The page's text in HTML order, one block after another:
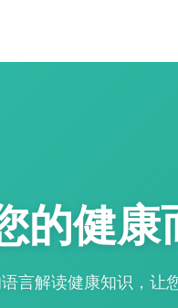
的健康
言解读健康知识，让